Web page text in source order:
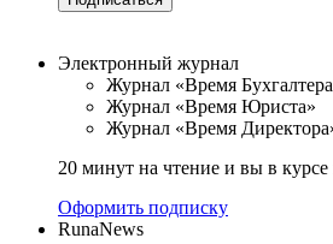
Электронный журнал
Журнал «Время
Журнал «Время Юриста»
Журнал «Время
20 минут на чтение и вы в курсе
Оформить подписку
RunaNews